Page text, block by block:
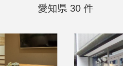
愛知県 30 件